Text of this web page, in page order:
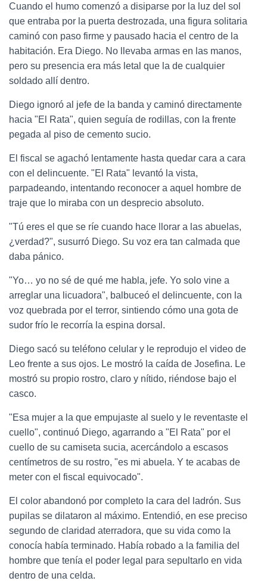
Cuando el humo comenzó a disiparse por la luz del sol
que entraba por la puerta destrozada, una figura solitaria
caminó con paso firme y pausado hacia el centro de la
habitación. Era Diego. No llevaba armas en las manos,
pero su presencia era más letal que la de cualquier
soldado allí dentro.
Diego ignoró al jefe de la banda y caminó directamente
hacia "El Rata", quien seguía de rodillas, con la frente
pegada al piso de cemento sucio.
El fiscal se agachó lentamente hasta quedar cara a cara
con el delincuente. "El Rata" levantó la vista,
parpadeando, intentando reconocer a aquel hombre de
traje que lo miraba con un desprecio absoluto.
"Tú eres el que se ríe cuando hace llorar a las abuelas,
¿verdad?", susurró Diego. Su voz era tan calmada que
daba pánico.
"Yo… yo no sé de qué me habla, jefe. Yo solo vine a
arreglar una licuadora", balbuceó el delincuente, con la
voz quebrada por el terror, sintiendo cómo una gota de
sudor frío le recorría la espina dorsal.
Diego sacó su teléfono celular y le reprodujo el video de
Leo frente a sus ojos. Le mostró la caída de Josefina. Le
mostró su propio rostro, claro y nítido, riéndose bajo el
casco.
"Esa mujer a la que empujaste al suelo y le reventaste el
cuello", continuó Diego, agarrando a "El Rata" por el
cuello de su camiseta sucia, acercándolo a escasos
centímetros de su rostro, "es mi abuela. Y te acabas de
meter con el fiscal equivocado".
El color abandonó por completo la cara del ladrón. Sus
pupilas se dilataron al máximo. Entendió, en ese preciso
segundo de claridad aterradora, que su vida como la
conocía había terminado. Había robado a la familia del
hombre que tenía el poder legal para sepultarlo en vida
dentro de una celda.